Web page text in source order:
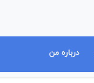
درباره من